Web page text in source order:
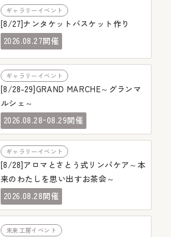
ギャラリーイベント
[8/27]ナンタケットバスケット作り
2026.08.27開催
ギャラリーイベント
[8/28-29]GRAND MARCHE～グランマ
ルシェ～
2026.08.28-08.29開催
ギャラリーイベント
[8/28]アロマとさとう式リンパケア～本
来のわたしを思い出すお茶会～
2026.08.28開催
未来工房イベント